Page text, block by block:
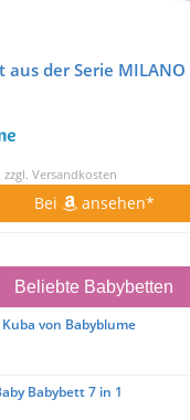
der Serie MILANO
zzgl. Versandkosten
Bei ansehen*
Beliebte Babybetten
von Babyblume
Babybett 7 in 1